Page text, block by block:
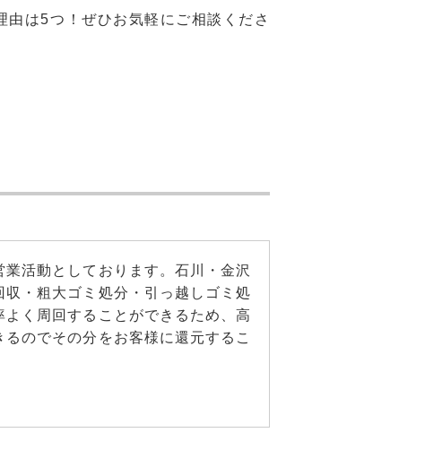
は5つ！ぜひお気軽にご相談くださ
活動としております。石川・金沢
・粗大ゴミ処分・引っ越しゴミ処
く周回することができるため、高
のでその分をお客様に還元するこ